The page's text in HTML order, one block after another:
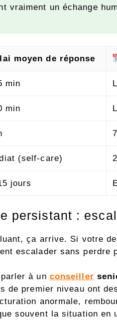
vraiment un échange
moyen de réponse
min
min
(self-care)
jours
persistant :
ça arrive. Si votre
escalader sans perdre
à un conseiller
de premier niveau ont
anormale,
souvent la situation en